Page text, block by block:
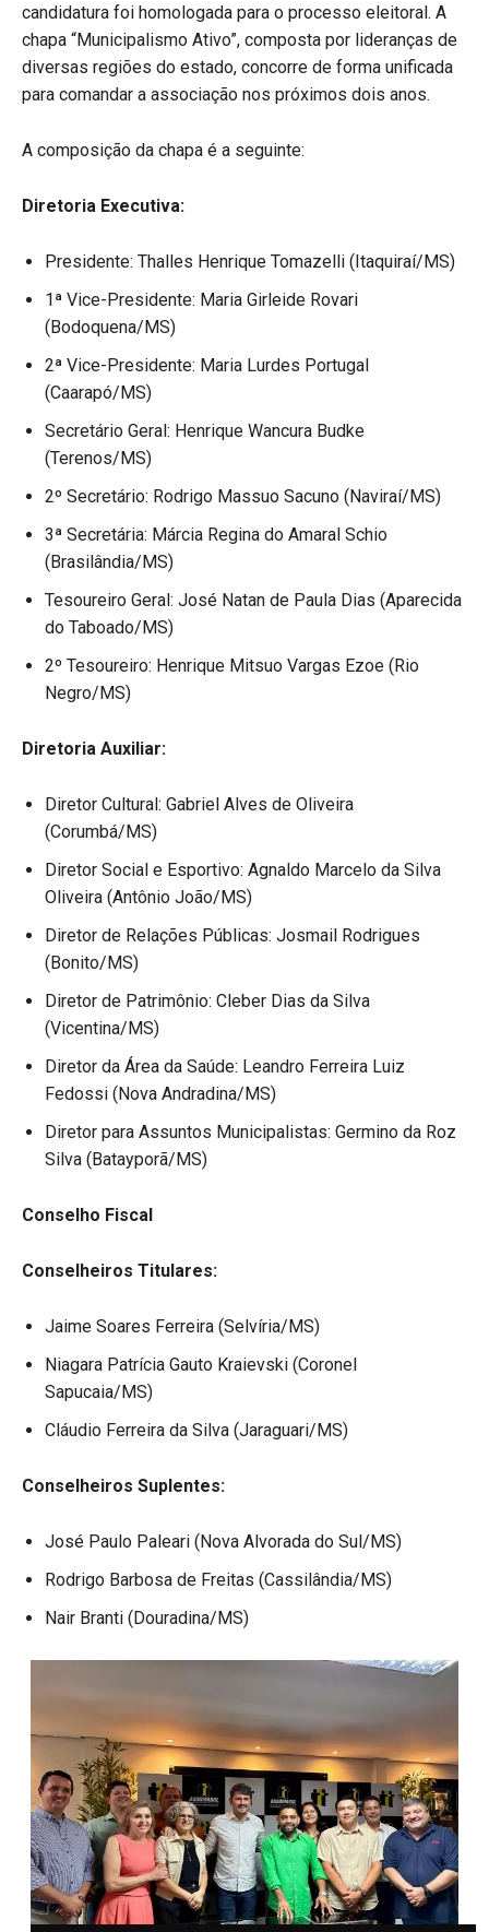
candidatura foi homologada para o processo eleitoral. A
chapa “Municipalismo Ativo”, composta por lideranças de
diversas regiões do estado, concorre de forma unificada
para comandar a associação nos próximos dois anos.
A composição da chapa é a seguinte:
Diretoria Executiva:
Presidente: Thalles Henrique Tomazelli (Itaquiraí/MS)
1ª Vice-Presidente: Maria Girleide Rovari
(Bodoquena/MS)
2ª Vice-Presidente: Maria Lurdes Portugal
(Caarapó/MS)
Secretário Geral: Henrique Wancura Budke
(Terenos/MS)
2º Secretário: Rodrigo Massuo Sacuno (Naviraí/MS)
3ª Secretária: Márcia Regina do Amaral Schio
(Brasilândia/MS)
Tesoureiro Geral: José Natan de Paula Dias (Aparecida
do Taboado/MS)
2º Tesoureiro: Henrique Mitsuo Vargas Ezoe (Rio
Negro/MS)
Diretoria Auxiliar:
Diretor Cultural: Gabriel Alves de Oliveira
(Corumbá/MS)
Diretor Social e Esportivo: Agnaldo Marcelo da Silva
Oliveira (Antônio João/MS)
Diretor de Relações Públicas: Josmail Rodrigues
(Bonito/MS)
Diretor de Patrimônio: Cleber Dias da Silva
(Vicentina/MS)
Diretor da Área da Saúde: Leandro Ferreira Luiz
Fedossi (Nova Andradina/MS)
Diretor para Assuntos Municipalistas: Germino da Roz
Silva (Batayporã/MS)
Conselho Fiscal
Conselheiros Titulares:
Jaime Soares Ferreira (Selvíria/MS)
Niagara Patrícia Gauto Kraievski (Coronel
Sapucaia/MS)
Cláudio Ferreira da Silva (Jaraguari/MS)
Conselheiros Suplentes:
José Paulo Paleari (Nova Alvorada do Sul/MS)
Rodrigo Barbosa de Freitas (Cassilândia/MS)
Nair Branti (Douradina/MS)